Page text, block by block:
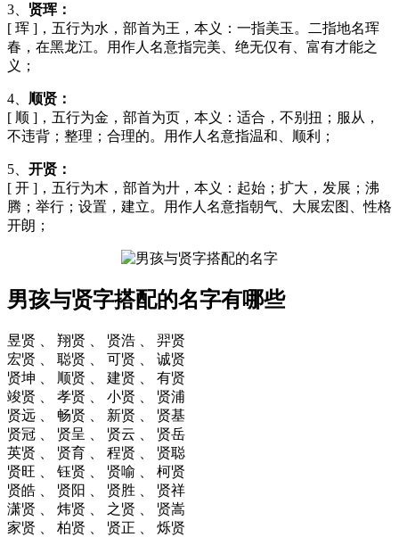
3、 贤珲：
[ 珲 ]，五行为水，部首为王，本义：一指美玉。二指地名珲
春，在黑龙江。用作人名意指完美、绝无仅有、富有才能之
义；
4、 顺贤：
[ 顺 ]，五行为金，部首为页，本义：适合，不别扭；服从，
不违背；整理；合理的。用作人名意指温和、顺利；
5、 开贤：
[ 开 ]，五行为木，部首为廾，本义：起始；扩大，发展；沸
腾；举行；设置，建立。用作人名意指朝气、大展宏图、性格
开朗；
男孩与贤字搭配的名字有哪些
昱贤 、 翔贤 、 贤浩 、 羿贤
宏贤 、 聪贤 、 可贤 、 诚贤
贤坤 、 顺贤 、 建贤 、 有贤
竣贤 、 孝贤 、 小贤 、 贤浦
贤远 、 畅贤 、 新贤 、 贤基
贤冠 、 贤呈 、 贤云 、 贤岳
英贤 、 贤育 、 程贤 、 贤聪
贤旺 、 钰贤 、 贤喻 、 柯贤
贤皓 、 贤阳 、 贤胜 、 贤祥
潇贤 、 炜贤 、 之贤 、 贤嵩
家贤 、 柏贤 、 贤正 、 烁贤